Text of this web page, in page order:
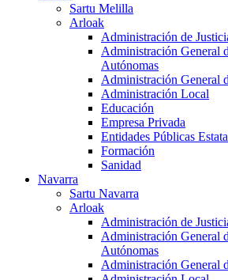
Sartu Melilla
Arloak
Administración de
Administración General
Autónomas
Administración General
Administración Local
Educación
Empresa Privada
Entidades Públicas
Formación
Sanidad
Navarra
Sartu Navarra
Arloak
Administración de
Administración General
Autónomas
Administración General